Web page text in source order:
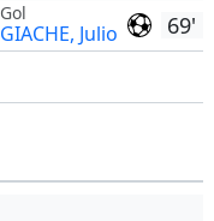
69'
Gol
GIACHE, Julio